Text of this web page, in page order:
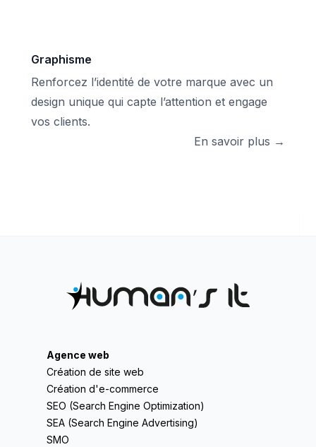
Graphisme
Renforcez l’identité de votre marque avec un
design unique qui capte l’attention et engage
vos clients.
En savoir plus →
Agence web
Création de site web
Création d'e-commerce
SEO (Search Engine Optimization)
SEA (Search Engine Advertising)
SMO